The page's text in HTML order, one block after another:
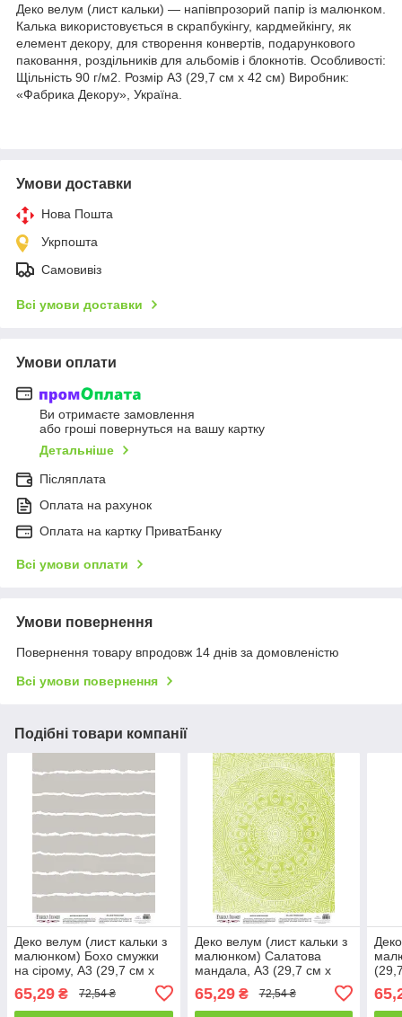
Деко велум (лист кальки) — напівпрозорий папір із малюнком.
Калька використовується в скрапбукінгу, кардмейкінгу, як
елемент декору, для створення конвертів, подарункового
паковання, роздільників для альбомів і блокнотів. Особливості:
Щільність 90 г/м2. Розмір А3 (29,7 см х 42 см) Виробник:
«Фабрика Декору», Україна.
Умови доставки
Нова Пошта
Укрпошта
Самовивіз
Всі умови доставки
Умови оплати
Ви отримаєте замовлення
або гроші повернуться на вашу картку
Детальніше
Післяплата
Оплата на рахунок
Оплата на картку ПриватБанку
Всі умови оплати
Умови повернення
Повернення товару впродовж 14 днів за домовленістю
Всі умови повернення
Подібні товари компанії
Деко велум (лист кальки з
малюнком) Бохо смужки
на сірому, А3 (29,7 см х
65,29 ₴ 72,54 ₴
Деко велум (лист кальки з
малюнком) Салатова
мандала, А3 (29,7 см х
65,29₴ 72,54 ₴